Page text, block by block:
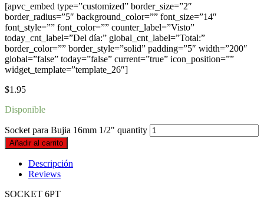
[apvc_embed type=”customized” border_size=”2″
border_radius=”5″ background_color=”” font_size=”14″
font_style=”” font_color=”” counter_label=”Visto”
today_cnt_label=”Del día:” global_cnt_label=”Total:”
border_color=”” border_style=”solid” padding=”5″ width=”200″
global=”false” today=”false” current=”true” icon_position=””
widget_template=”template_26″]
$1.95
Disponible
Socket para Bujia 16mm 1/2" quantity
Añadir al carrito
Descripción
Reviews
SOCKET 6PT